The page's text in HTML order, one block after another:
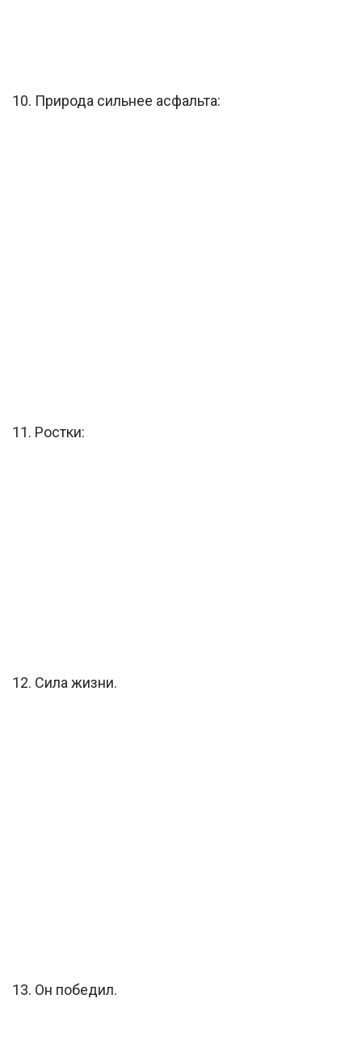
10. Природа сильнее асфальта:
11. Ростки:
12. Сила жизни.
13. Он победил.